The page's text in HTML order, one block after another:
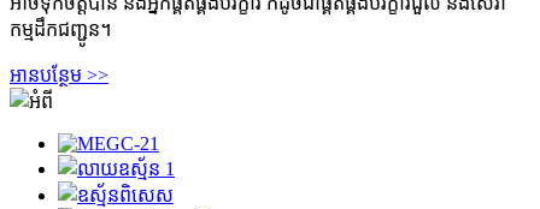
កម្មដឹកជញ្ជូន។
អាន​បន្ថែម >>